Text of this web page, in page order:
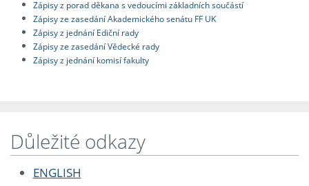
Zápisy z porad děkana s vedoucími základních součástí
Zápisy ze zasedání Akademického senátu FF UK
Zápisy z jednání Ediční rady
Zápisy ze zasedání Vědecké rady
Zápisy z jednání komisí fakulty
Důležité odkazy
ENGLISH